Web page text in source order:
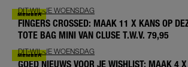
DIT-WIL-JE WOENSDAG
FINGERS CROSSED: MAAK 11 X KANS OP
TOTE BAG MINI VAN CLUSE T.W.V. 79,95
DIT-WIL-JE WOENSDAG
GOED NIEUWS VOOR JE WISHLIST: MAAK 4